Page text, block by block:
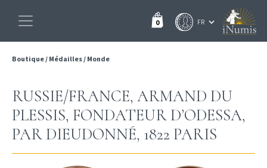
0
Boutique/ Médailles/ Monde
RUSSIE/FRANCE, ARMAND DU
PLESSIS, FONDATEUR D’ODESSA,
PAR DIEUDONNÉ, 1822 PARIS